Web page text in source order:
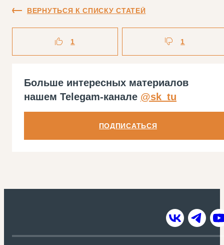
ВЕРНУТЬСЯ К СПИСКУ СТАТЕЙ
1 1
Больше интересных материалов
нашем Telegam-канале @sk_tu
ПОДПИСАТЬСЯ